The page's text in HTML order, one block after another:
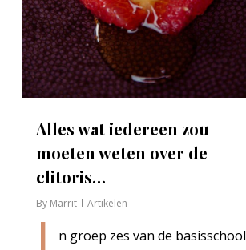
Alles wat iedereen zou
moeten weten over de
clitoris…
By Marrit Artikelen
n groep zes van de basisschool